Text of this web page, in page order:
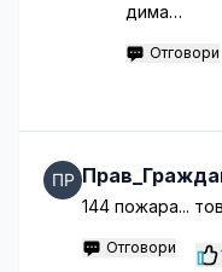
дима…
Отговори
144 пожара...
Отговори